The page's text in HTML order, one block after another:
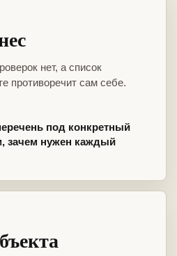
нет, а список
противоречит сам себе.
под конкретный
зачем нужен каждый